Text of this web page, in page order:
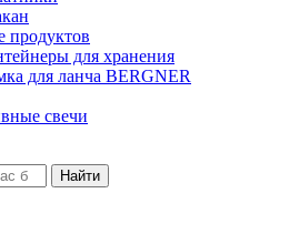
продуктов
для хранения
для ланча BERGNER
свечи